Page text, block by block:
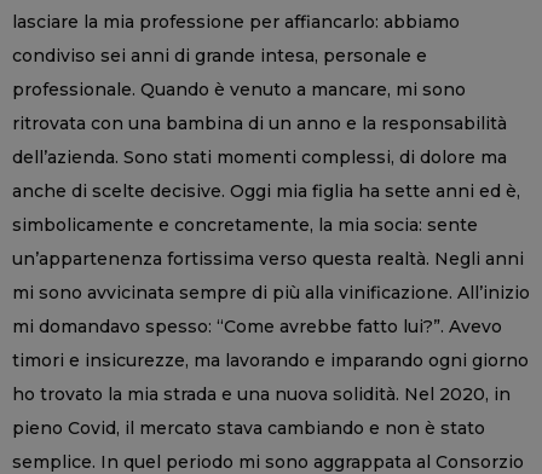
lasciare la mia professione per affiancarlo: abbiamo
condiviso sei anni di grande intesa, personale e
professionale. Quando è venuto a mancare, mi sono
ritrovata con una bambina di un anno e la responsabilità
dell’azienda. Sono stati momenti complessi, di dolore ma
anche di scelte decisive. Oggi mia figlia ha sette anni ed è,
simbolicamente e concretamente, la mia socia: sente
un’appartenenza fortissima verso questa realtà. Negli anni
mi sono avvicinata sempre di più alla vinificazione. All’inizio
mi domandavo spesso: “Come avrebbe fatto lui?”. Avevo
timori e insicurezze, ma lavorando e imparando ogni giorno
ho trovato la mia strada e una nuova solidità. Nel 2020, in
pieno Covid, il mercato stava cambiando e non è stato
semplice. In quel periodo mi sono aggrappata al Consorzio